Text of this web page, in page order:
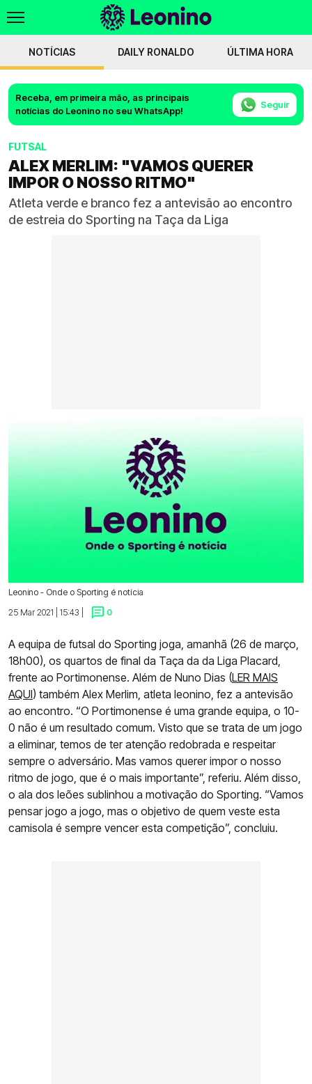
NOTÍCIAS DAILY RONALDO ÚLTIMA HORA
Receba, em primeira mão, as principais
notícias do Leonino no seu WhatsApp!
Seguir
FUTSAL
ALEX MERLIM: "VAMOS QUERER
IMPOR O NOSSO RITMO"
Atleta verde e branco fez a antevisão ao encontro
de estreia do Sporting na Taça da Liga
Leonino - Onde o Sporting é notícia
25 Mar 2021 | 15:43 |
0
A equipa de futsal do Sporting joga, amanhã (26 de março,
18h00), os quartos de final da Taça da da Liga Placard,
frente ao Portimonense. Além de Nuno Dias (LER MAIS
AQUI) também Alex Merlim, atleta leonino, fez a antevisão
ao encontro. “O Portimonense é uma grande equipa, o 10-
0 não é um resultado comum. Visto que se trata de um jogo
a eliminar, temos de ter atenção redobrada e respeitar
sempre o adversário. Mas vamos querer impor o nosso
ritmo de jogo, que é o mais importante”, referiu. Além disso,
o ala dos leões sublinhou a motivação do Sporting. “Vamos
pensar jogo a jogo, mas o objetivo de quem veste esta
camisola é sempre vencer esta competição”, concluiu.